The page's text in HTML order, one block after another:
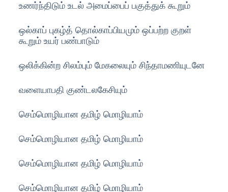
உணர்ந்திடும் உடல் அமைப்பைப் பகுத்துக் கூறும்
ஒல்காப் புகழ்த் தொல்காப்பியமும் ஒப்பற்ற குறள்
கூறும் உயர் பண்பாடும்
ஒலிக்கின்ற சிலம்பும் மேகலையும் சிந்தாமணியுடனே
வளையாபதி குண்டலகேசியும்
செம்மொழியான தமிழ் மொழியாம்
செம்மொழியான தமிழ் மொழியாம்
செம்மொழியான தமிழ் மொழியாம்
செம்மொழியான தமிழ் மொழியாம்